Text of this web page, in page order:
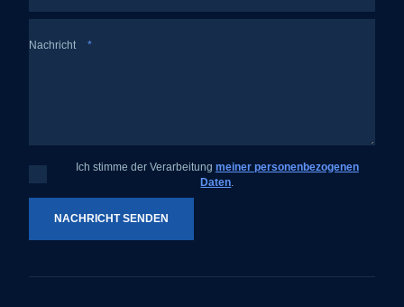
Nachricht *
stimme
der
Verarbeitungmeiner
Daten.
Ich stimme der Verarbeitung meiner personenbezogenen
Daten
NACHRICHT SENDEN